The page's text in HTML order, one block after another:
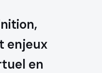
enjeux
en